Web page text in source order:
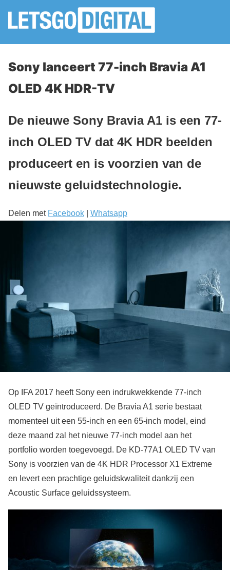
Sony lanceert 77-inch Bravia A1
OLED 4K HDR-TV
De nieuwe Sony Bravia A1 is een 77-
inch OLED TV dat 4K HDR beelden
produceert en is voorzien van de
nieuwste geluidstechnologie.
Delen met Facebook Whatsapp
Op IFA 2017 heeft Sony een indrukwekkende 77-inch
OLED TV geïntroduceerd. De Bravia A1 serie bestaat
momenteel uit een 55-inch en een 65-inch model, eind
deze maand zal het nieuwe 77-inch model aan het
portfolio worden toegevoegd. De KD-77A1 OLED TV van
Sony is voorzien van de 4K HDR Processor X1 Extreme
en levert een prachtige geluidskwaliteit dankzij een
Acoustic Surface geluidssysteem.